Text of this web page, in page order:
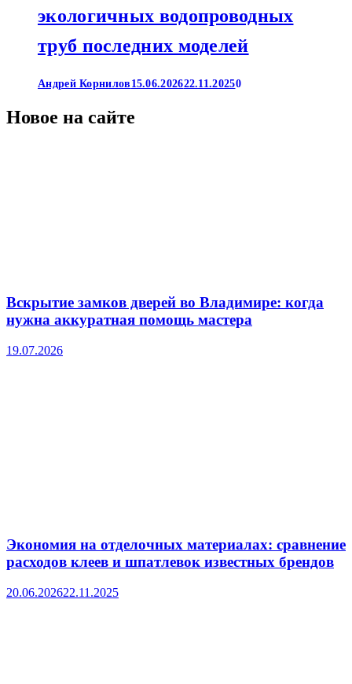
экологичных водопроводных
труб последних моделей
Андрей Корнилов 15.06.202622.11.20250
Новое на сайте
Вскрытие замков дверей во Владимире: когда
нужна аккуратная помощь мастера
19.07.2026
Экономия на отделочных материалах: сравнение
расходов клеев и шпатлевок известных брендов
20.06.202622.11.2025